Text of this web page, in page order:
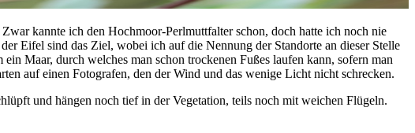
kannte ich den Hochmoor-Perlmuttfalter schon, doch hatte ich noch nie
Eifel sind das Ziel, wobei ich auf die Nennung der Standorte an dieser Stelle
Maar, durch welches man schon trockenen Fußes laufen kann, sofern man
auf einen Fotografen, den der Wind und das wenige Licht nicht schrecken.
und hängen noch tief in der Vegetation, teils noch mit weichen Flügeln.